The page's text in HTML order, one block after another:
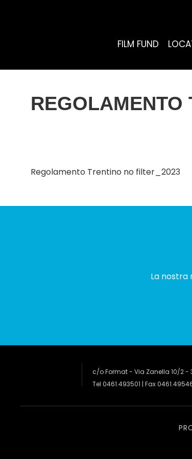
FILM FUND
REGOLAMENTO
Regolamento Trentino no filter_2023
La nostra
c/o Format - Via Zanella 10/2 -
Tel 0461.493501 | Fax